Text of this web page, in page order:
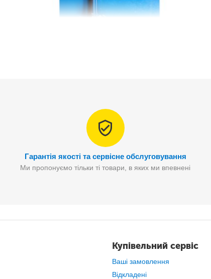
з тонким металевим наконечником
Гарантія якості та сервісне обслуговування
Ми пропонуємо тільки ті товари, в яких ми впевнені
Купівельний сервіс
Ваші замовлення
Відкладені